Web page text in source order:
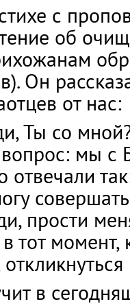
с
об
Он
от нас:
Ты со
мы с
отвечали
прости
тот
в